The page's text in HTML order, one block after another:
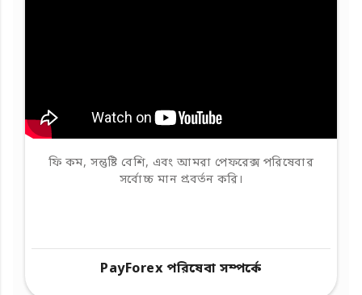
ফি কম, সন্তুষ্টি বেশি, এবং আমরা পেফরেক্স পরিষেবার
সর্বোচ্চ মান প্রবর্তন করি।
PayForex পরিষেবা সম্পর্কে